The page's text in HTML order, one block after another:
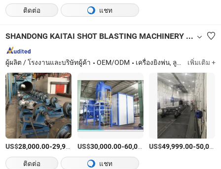
ติดต่อ
แชท
SHANDONG KAITAI SHOT BLASTING MACHINERY SHARE CO., LTD.
ผู้ผลิต / โรงงานและบริษัทผู้ค้า OEM/ODM เครื่องยิงพ่น, ลูกเหล็กและกรวด เพิ่มเติม +
US$28,000.00-29,900.00 /เตรียมตัว
US$30,000.00-60,000.00 /เตรียมตัว
US$49,999.00-50,000.00
ติดต่อ แชท